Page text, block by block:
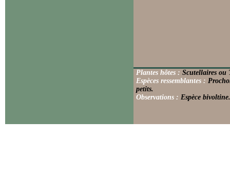
Plantes hôtes : Scutellaires ou
Espèces ressemblantes :
petits.
Observations : Espèce bivoltine.